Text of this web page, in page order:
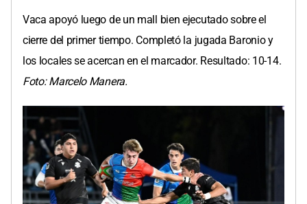
Vaca apoyó luego de un mall bien ejecutado sobre el
cierre del primer tiempo. Completó la jugada Baronio y
los locales se acercan en el marcador. Resultado: 10-14.
Foto: Marcelo Manera.